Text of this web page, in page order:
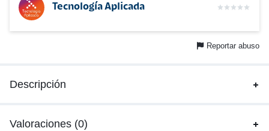
Tecnología Aplicada
Reportar abuso
Descripción
Valoraciones (0)